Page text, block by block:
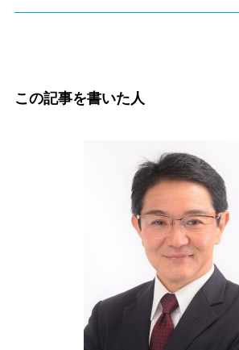
この記事を書いた人